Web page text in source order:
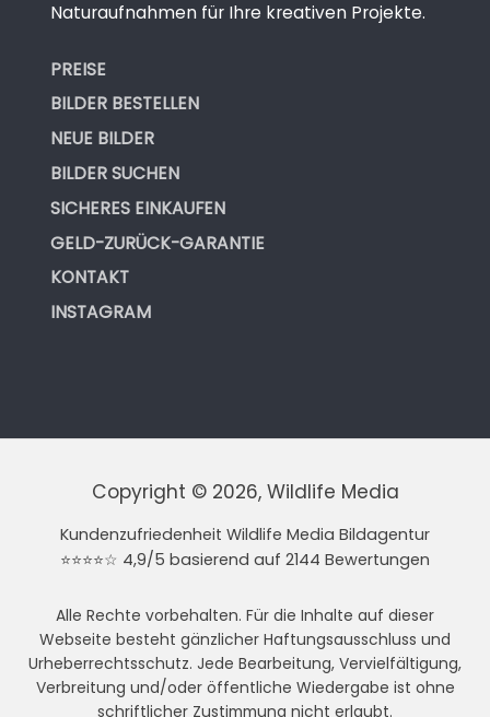
Naturaufnahmen für Ihre kreativen Projekte.
PREISE
BILDER BESTELLEN
NEUE BILDER
BILDER SUCHEN
SICHERES EINKAUFEN
GELD-ZURÜCK-GARANTIE
KONTAKT
INSTAGRAM
Copyright © 2026, Wildlife Media
Kundenzufriedenheit Wildlife Media Bildagentur
⭐⭐⭐⭐☆ 4,9/5 basierend auf 2144 Bewertungen
Alle Rechte vorbehalten. Für die Inhalte auf dieser
Webseite besteht gänzlicher Haftungsausschluss und
Urheberrechtsschutz. Jede Bearbeitung, Vervielfältigung,
Verbreitung und/oder öffentliche Wiedergabe ist ohne
schriftlicher Zustimmung nicht erlaubt.